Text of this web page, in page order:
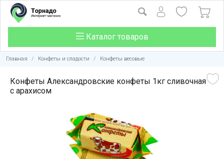
Каталог товаров
Главная / Конфеты и сладости / Конфеты весовые
Конфеты Александровские конфеты 1кг сливочная
с арахисом